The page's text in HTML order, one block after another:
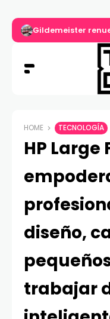
Gildemeister
HOME TECNOLOGÍA
HP Large
diseño,
trabajar